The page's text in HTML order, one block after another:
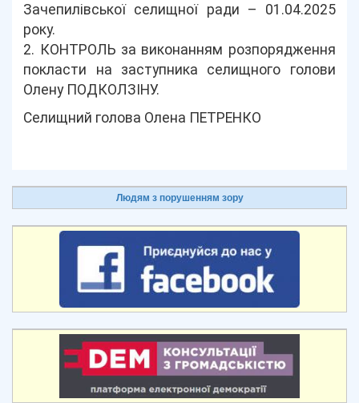
Зачепилівської селищної ради – 01.04.2025
року.
2. КОНТРОЛЬ за виконанням розпорядження
покласти на заступника селищного голови
Олену ПОДКОЛЗІНУ.
Селищний голова Олена ПЕТРЕНКО
Людям з порушенням зору